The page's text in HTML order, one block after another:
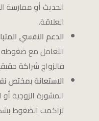
الحديث أو ممارسة
العلاقة.
الدعم النفسي
التعامل مع ضغوطه
فالزواج شراكة
الاستعانة بمختص
المشورة الزوجية
تراكمت الضغوط